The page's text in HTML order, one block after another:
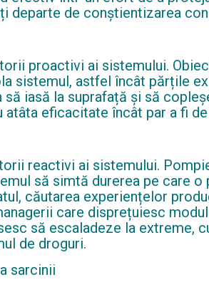
departe de conștientizarea
proactivi ai sistemului.
sistemul, astfel încât părțile
iasă la suprafață și să
atâta eficacitate încât par a fi
reactivi ai sistemului.
să simtă durerea pe care
căutarea experiențelor
care disprețuiesc
să escaladeze la extreme,
de droguri.
sarcinii